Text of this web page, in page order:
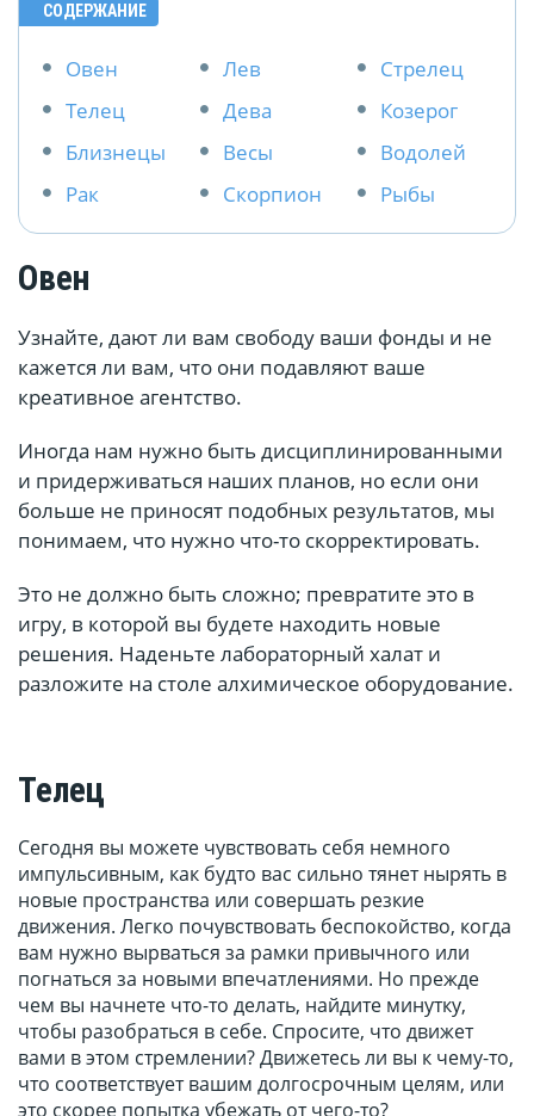
СОДЕРЖАНИЕ
Овен
Телец
Близнецы
Рак
Лев
Дева
Весы
Скорпион
Стрелец
Козерог
Водолей
Рыбы
Овен
Узнайте, дают ли вам свободу ваши фонды и не
кажется ли вам, что они подавляют ваше
креативное агентство.
Иногда нам нужно быть дисциплинированными
и придерживаться наших планов, но если они
больше не приносят подобных результатов, мы
понимаем, что нужно что-то скорректировать.
Это не должно быть сложно; превратите это в
игру, в которой вы будете находить новые
решения. Наденьте лабораторный халат и
разложите на столе алхимическое оборудование.
Телец
Сегодня вы можете чувствовать себя немного
импульсивным, как будто вас сильно тянет нырять в
новые пространства или совершать резкие
движения. Легко почувствовать беспокойство, когда
вам нужно вырваться за рамки привычного или
погнаться за новыми впечатлениями. Но прежде
чем вы начнете что-то делать, найдите минутку,
чтобы разобраться в себе. Спросите, что движет
вами в этом стремлении? Движетесь ли вы к чему-то,
что соответствует вашим долгосрочным целям, или
это скорее попытка убежать от чего-то?